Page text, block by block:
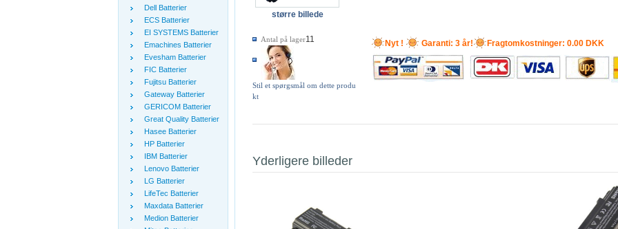
Dell Batterier
ECS Batterier
EI SYSTEMS Batterier
Emachines Batterier
Evesham Batterier
FIC Batterier
Fujitsu Batterier
Gateway Batterier
GERICOM Batterier
Great Quality Batterier
Hasee Batterier
HP Batterier
IBM Batterier
Lenovo Batterier
LG Batterier
LifeTec Batterier
Maxdata Batterier
Medion Batterier
større billede
Antal på lager11
Stil et spørgsmål om dette produ
kt
Nyt ! Garanti: 3 år! Fragtomkostninger: 0.00 DKK
Yderligere billeder